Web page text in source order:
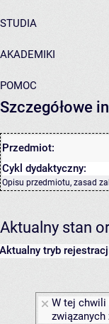
STUDIA
AKADEMIKI
POMOC
Szczegółowe
Przedmiot:
Cykl dydaktyczny:
Opisu przedmiotu, zasad
Aktualny stan
Aktualny tryb
W tej chwili